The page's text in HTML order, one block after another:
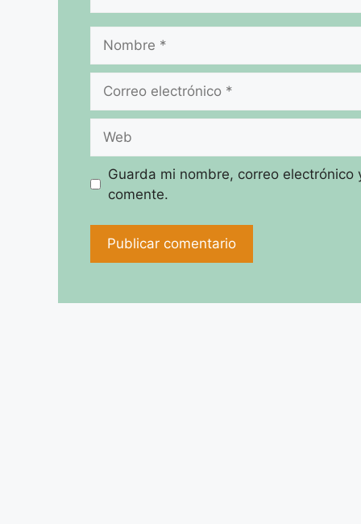
electrónico
Guarda mi nombre, correo
comente.